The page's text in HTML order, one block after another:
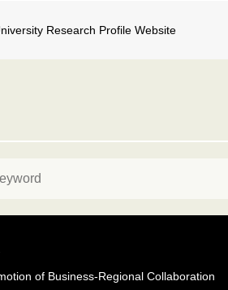
Research Profile Website
of Business-Regional Collaboration